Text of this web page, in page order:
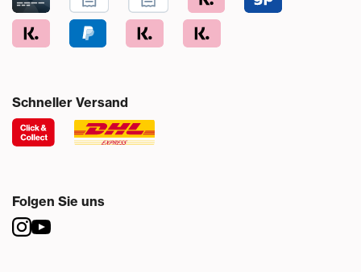
Schneller Versand
Folgen Sie uns